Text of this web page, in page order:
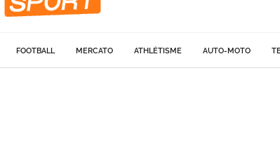
FOOTBALL MERCATO ATHLÉTISME AUTO-MOTO